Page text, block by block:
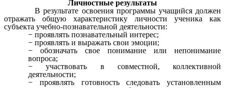
Личностные результаты
В результате освоения программы учащийся должен
отражать общую характеристику личности ученика как
субъекта учебно-познавательной деятельности:
проявлять познавательный интерес;
проявлять и выражать свои эмоции;
обозначать свое понимание или непонимание
вопроса;
участвовать в совместной, коллективной
деятельности;
проявлять готовность следовать установленным